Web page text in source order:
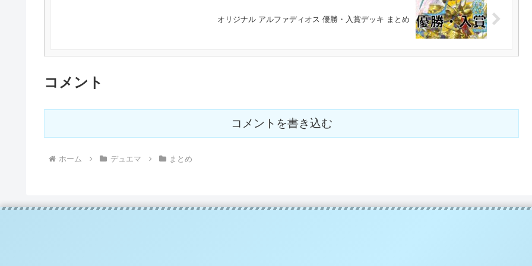
オリジナル アルファディオス 優勝・入賞デッキ まとめ
コメント
コメントを書き込む
ホーム デュエマ まとめ